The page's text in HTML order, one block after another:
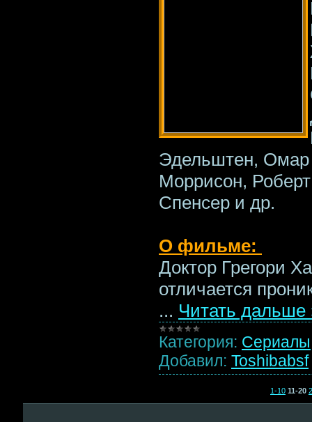
Эдельштен,
Моррисон,
Спенсер и др.
О фильме:
Доктор Грегори
отличается
... Читать дальше
Категория: Сериалы
Добавил: Toshibabsf
1-10 11-20